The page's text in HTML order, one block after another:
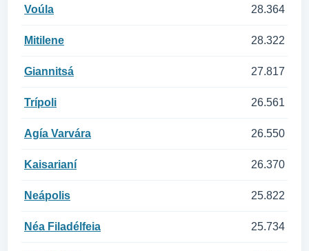
Voúla 28.364
Mitilene 28.322
Giannitsá 27.817
Trípoli 26.561
Agía Varvára 26.550
Kaisarianí 26.370
Neápolis 25.822
Néa Filadélfeia 25.734